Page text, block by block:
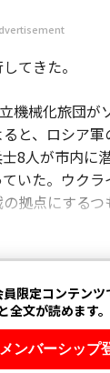
てきた。
機械化旅団が
ると、ロシア
8人が市内に
いた。ウク
拠点にする